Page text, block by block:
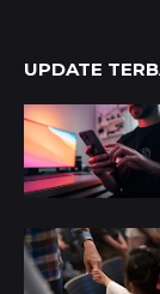
UPDATE